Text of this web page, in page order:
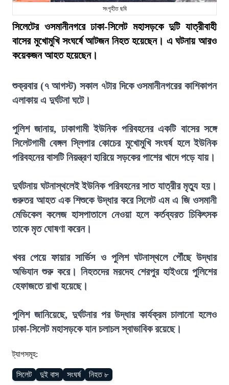
সংগৃহীত ছবি
সিলেটের ওসমানীনগরে ঢাকা-সিলেট মহাসড়কে দুটি যাত্রীবাহী
বাসের মুখোমুখি সংঘর্ষে আটজন নিহত হয়েছেন। এ ঘটনায় আরও
কয়েকজন আহত হয়েছেন।
শুক্রবার (৭ আগস্ট) সকাল ৭টার দিকে ওসমানীনগরের কাশিকাপন
এলাকায় এ দুর্ঘটনা ঘটে।
পুলিশ জানায়, ঢাকাগামী ইউনিক পরিবহনের একটি বাসের সঙ্গে
সিলেটগামী বেঙ্গল স্লিপার কোচের মুখোমুখি সংঘর্ষ হলে ইউনিক
পরিবহনের বাসটি নিয়ন্ত্রণ হারিয়ে সড়কের পাশের খাদে পড়ে যায়।
দুর্ঘটনায় ঘটনাস্থলেই ইউনিক পরিবহনের সাত যাত্রীর মৃত্যু হয়।
গুরুতর আহত এক শিশুকে উদ্ধার করে সিলেট এম এ জি ওসমানী
মেডিকেল কলেজ হাসপাতালে নেওয়া হলে কর্তব্যরত চিকিৎসক
তাকে মৃত ঘোষণা করেন।
খবর পেয়ে ফায়ার সার্ভিস ও পুলিশ ঘটনাস্থলে পৌঁছে উদ্ধার
অভিযান শুরু করে। নিহতদের মরদেহ শেরপুর হাইওয়ে পুলিশের
হেফাজতে রাখা হয়েছে।
পুলিশ জানিয়েছে, দুর্ঘটনার পর উদ্ধার কার্যক্রম চালানো হলেও
ঢাকা-সিলেট মহাসড়কে যান চলাচল স্বাভাবিক রয়েছে।
ট্যাগসমূহ:
সিলেট দুই বাস সংঘর্ষ নিহত ৮